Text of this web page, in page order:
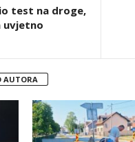
test na droge,
uvjetno
AUTORA